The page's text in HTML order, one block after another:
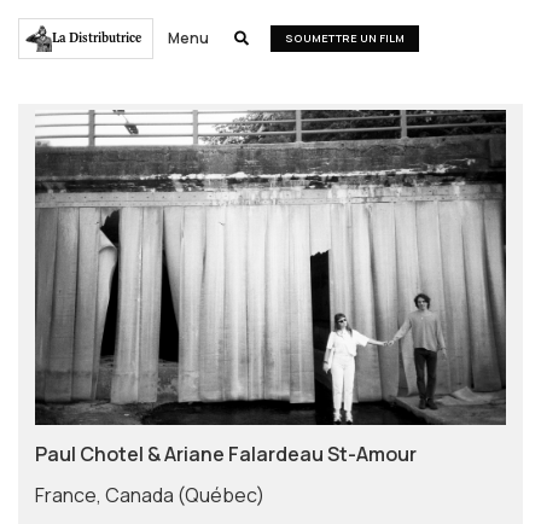
La Distributrice Menu  SOUMETTRE UN FILM
Paul Chotel & Ariane Falardeau St-Amour
France, Canada (Québec)